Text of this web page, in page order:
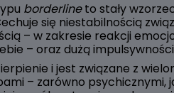
borderlineto stały
się niestabilnością
– w zakresie reakcji
– oraz dużą
i jest związane z
– zarówno psychicznymi,